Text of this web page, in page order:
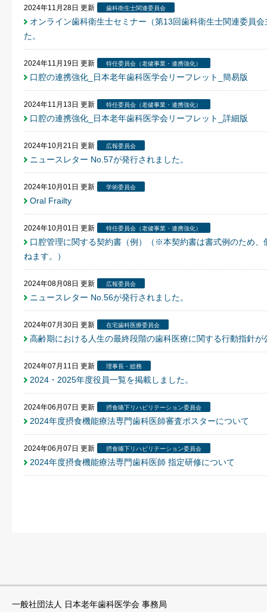
2024年11月28日 更新 歯科衛生士関連委員会
オンライン歯科衛生士セミナー（第13回歯科衛生士関連委員
た。
2024年11月19日 更新 特任委員会（老健事業・連携強化）
口腔の連携強化_日本老年歯科医学会リーフレット_簡易版
2024年11月13日 更新 特任委員会（老健事業・連携強化）
口腔の連携強化_日本老年歯科医学会リーフレット_詳細版
2024年10月21日 更新 広報委員会
ニュースレター No.57が発行されました。
2024年10月01日 更新 学術委員会
Oral Frailty
2024年10月01日 更新 特任委員会（老健事業・連携強化）
口腔管理に関する契約書（例）（※本契約書は書式例のため
ねます。）
2024年08月08日 更新 広報委員会
ニュースレター No.56が発行されました。
2024年07月30日 更新 在宅歯科医療委員会
高齢期における人生の最終段階の歯科医療に関する行動指針が
2024年07月11日 更新 理事長・総務
2024・2025年度役員一覧を掲載しました。
2024年06月07日 更新 摂食嚥下リハビリテーション委員会
2024年度摂食機能療法専門歯科医師審査ポスターについて
2024年06月07日 更新 摂食嚥下リハビリテーション委員会
2024年度摂食機能療法専門歯科医師 指定研修について
一般社団法人 日本老年歯科医学会 事務局